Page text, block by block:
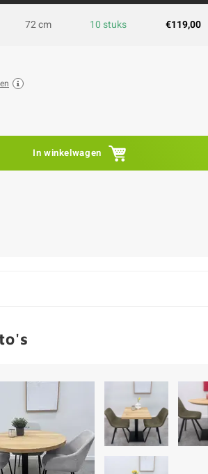
72 cm 10 stuks €119,00
In winkelwagen